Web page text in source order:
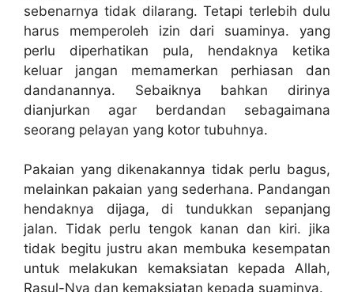
sebenarnya tidak dilarang. Tetapi terlebih dulu
harus memperoleh izin dari suaminya. yang
perlu diperhatikan pula, hendaknya ketika
keluar jangan memamerkan perhiasan dan
dandanannya. Sebaiknya bahkan dirinya
dianjurkan agar berdandan sebagaimana
seorang pelayan yang kotor tubuhnya.
Pakaian yang dikenakannya tidak perlu bagus,
melainkan pakaian yang sederhana. Pandangan
hendaknya dijaga, di tundukkan sepanjang
jalan. Tidak perlu tengok kanan dan kiri. jika
tidak begitu justru akan membuka kesempatan
untuk melakukan kemaksiatan kepada Allah,
Rasul-Nya dan kemaksiatan kepada suaminya.